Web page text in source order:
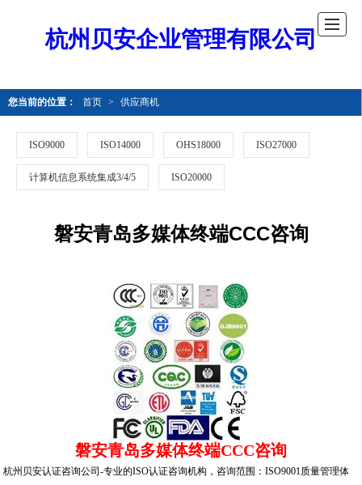
杭州贝安企业管理有限公司
您当前的位置： 首页 > 供应商机
ISO9000 ISO14000 OHS18000 ISO27000
计算机信息系统集成3/4/5 ISO20000
磐安青岛多媒体终端CCC咨询
磐安青岛多媒体终端CCC咨询
杭州贝安认证咨询公司-专业的ISO认证咨询机构，咨询范围：ISO9001质量管理体